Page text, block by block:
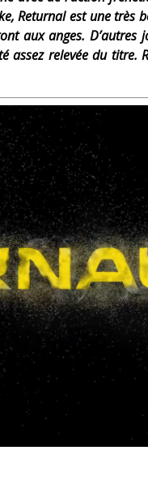
Returnal est une très
aux anges. D’autres
assez relevée du titre.